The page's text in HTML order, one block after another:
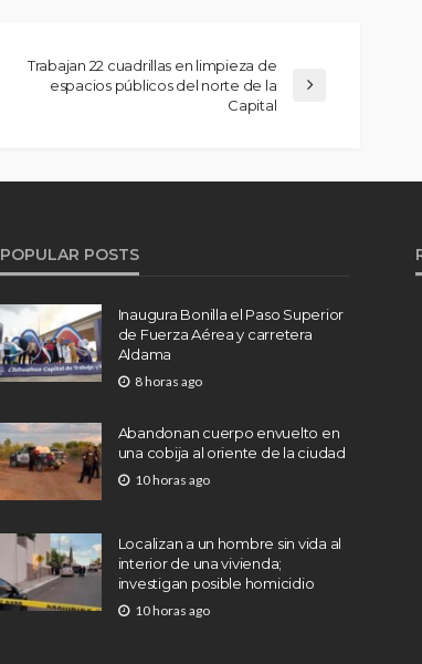
Trabajan 22 cuadrillas en limpieza de
espacios públicos del norte de la
Capital
POPULAR POSTS
Inaugura Bonilla el Paso Superior
de Fuerza Aérea y carretera
Aldama
8 horas ago
Abandonan cuerpo envuelto en
una cobija al oriente de la ciudad
10 horas ago
Localizan a un hombre sin vida al
interior de una vivienda;
investigan posible homicidio
10 horas ago